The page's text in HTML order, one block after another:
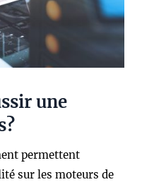
une
permettent
sur les moteurs de